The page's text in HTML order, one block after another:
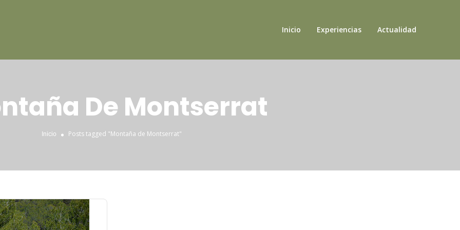
Inicio Experiencias Actualidad
De Montserrat
Inicio Posts tagged "Montaña de Montserrat"